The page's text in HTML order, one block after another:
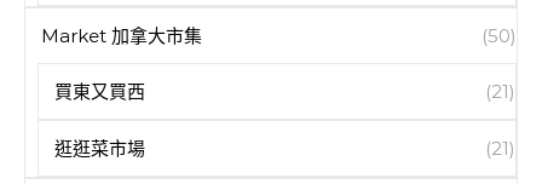
Market 加拿大市集 (50)
買東又買西 (21)
逛逛菜市場 (21)